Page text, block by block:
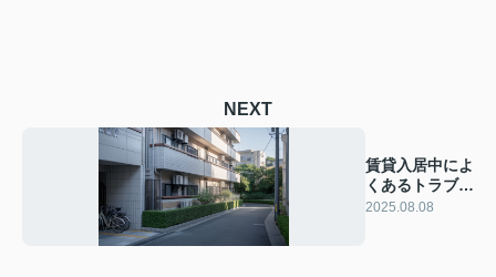
NEXT
賃貸入居中によ
くあるトラブル
は何？解決の手
2025.08.08